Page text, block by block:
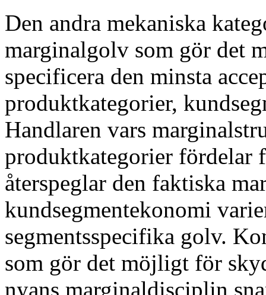
Den andra mekaniska
marginalgolv som gör det
specificera den minsta
produktkategorier,
Handlaren vars
produktkategorier fördelar
återspeglar den faktiska
kundsegmentekonomi
segmentsspecifika golv.
som gör det möjligt för
nyans marginaldisciplin